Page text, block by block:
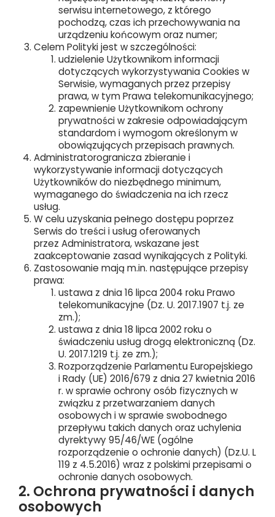
serwisu internetowego, z którego
pochodzą, czas ich przechowywania na
urządzeniu końcowym oraz numer;
Celem Polityki jest w szczególności:
udzielenie Użytkownikom informacji
dotyczących wykorzystywania Cookies w
Serwisie, wymaganych przez przepisy
prawa, w tym Prawa telekomunikacyjnego;
zapewnienie Użytkownikom ochrony
prywatności w zakresie odpowiadającym
standardom i wymogom określonym w
obowiązujących przepisach prawnych.
Administratorogranicza zbieranie i
wykorzystywanie informacji dotyczących
Użytkowników do niezbędnego minimum,
wymaganego do świadczenia na ich rzecz
usług.
W celu uzyskania pełnego dostępu poprzez
Serwis do treści i usług oferowanych
przez Administratora, wskazane jest
zaakceptowanie zasad wynikających z Polityki.
Zastosowanie mają m.in. następujące przepisy
prawa:
ustawa z dnia 16 lipca 2004 roku Prawo
telekomunikacyjne (Dz. U. 2017.1907 t.j. ze
zm.);
ustawa z dnia 18 lipca 2002 roku o
świadczeniu usług drogą elektroniczną (Dz.
U. 2017.1219 t.j. ze zm.);
Rozporządzenie Parlamentu Europejskiego
i Rady (UE) 2016/679 z dnia 27 kwietnia 2016
r. w sprawie ochrony osób fizycznych w
związku z przetwarzaniem danych
osobowych i w sprawie swobodnego
przepływu takich danych oraz uchylenia
dyrektywy 95/46/WE (ogólne
rozporządzenie o ochronie danych) (Dz.U. L
119 z 4.5.2016) wraz z polskimi przepisami o
ochronie danych osobowych.
2. Ochrona prywatności i danych
osobowych